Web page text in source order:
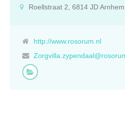
gebruiksklaar opgeleverd met onder
vanzelfsprekend volledig gerenoveerd.
particuliere huis heeft slechts twaalf
welke variëren in grootte van circa 35
voorzien van een eigen badkamer
Roellstraat 2, 6814 JD Arnhem
http://www.rosorum.nl